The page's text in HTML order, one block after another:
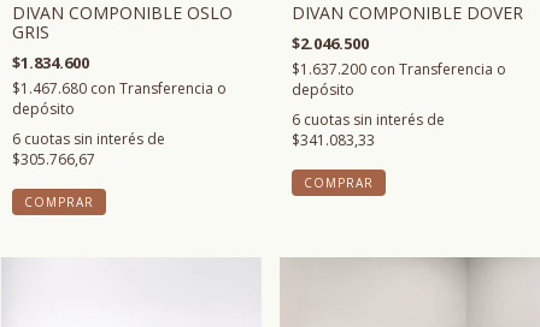
DIVAN COMPONIBLE OSLO
GRIS
$1.834.600
$1.467.680 con Transferencia o
depósito
6 cuotas sin interés de
$305.766,67
COMPRAR
DIVAN COMPONIBLE DOVER
$2.046.500
$1.637.200 con Transferencia o
depósito
6 cuotas sin interés de
$341.083,33
COMPRAR